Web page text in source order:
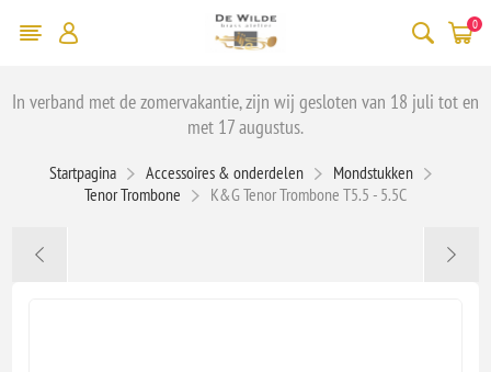
0
In verband met de zomervakantie, zijn wij gesloten van 18 juli tot en
met 17 augustus.
Startpagina Accessoires & onderdelen
Mondstukken
Tenor Trombone
K&G Tenor Trombone T5.5 - 5.5C